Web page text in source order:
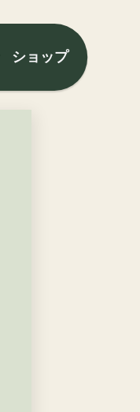
ショップ